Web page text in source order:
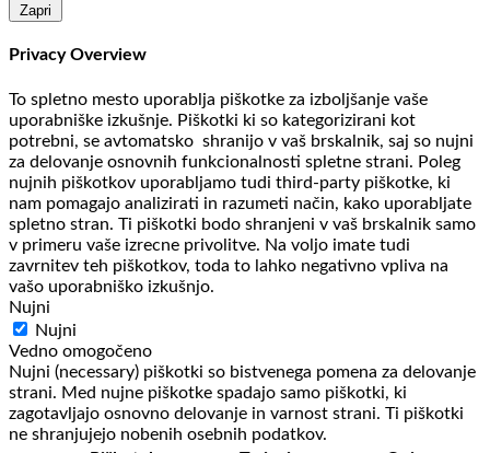
Zapri
Privacy Overview
To spletno mesto uporablja piškotke za izboljšanje vaše
uporabniške izkušnje. Piškotki ki so kategorizirani kot
potrebni, se avtomatsko shranijo v vaš brskalnik, saj so nujni
za delovanje osnovnih funkcionalnosti spletne strani. Poleg
nujnih piškotkov uporabljamo tudi third-party piškotke, ki
nam pomagajo analizirati in razumeti način, kako uporabljate
spletno stran. Ti piškotki bodo shranjeni v vaš brskalnik samo
v primeru vaše izrecne privolitve. Na voljo imate tudi
zavrnitev teh piškotkov, toda to lahko negativno vpliva na
vašo uporabniško izkušnjo.
Nujni
Nujni
Vedno omogočeno
Nujni (necessary) piškotki so bistvenega pomena za delovanje
strani. Med nujne piškotke spadajo samo piškotki, ki
zagotavljajo osnovno delovanje in varnost strani. Ti piškotki
ne shranjujejo nobenih osebnih podatkov.